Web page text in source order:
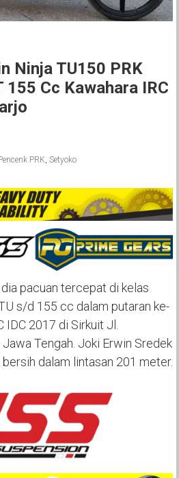
Ninja TU150 PRK
Cc Kawahara IRC
PRK, Setyoko
pacuan tercepat di kelas
s/d 155 cc dalam putaran ke-
IDC 2017 di Sirkuit Jl.
Tengah. Joki Erwin Sredek
dalam lintasan 201 meter.